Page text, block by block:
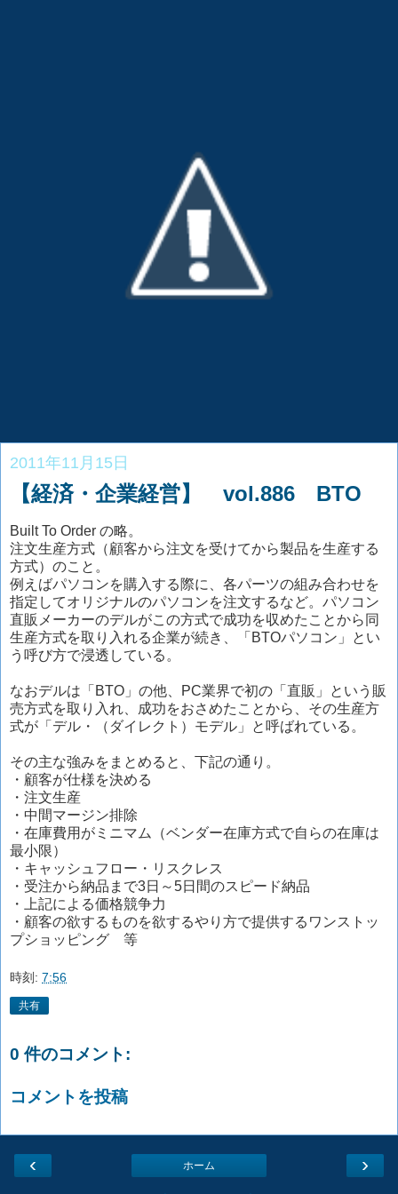
2011年11月15日
【経済・企業経営】 vol.886 BTO
Built To Order の略。
注文生産方式（顧客から注文を受けてから製品を生産する
方式）のこと。
例えばパソコンを購入する際に、各パーツの組み合わせを
指定してオリジナルのパソコンを注文するなど。パソコン
直販メーカーのデルがこの方式で成功を収めたことから同
生産方式を取り入れる企業が続き、「BTOパソコン」とい
う呼び方で浸透している。
なおデルは「BTO」の他、PC業界で初の「直販」という販
売方式を取り入れ、成功をおさめたことから、その生産方
式が「デル・（ダイレクト）モデル」と呼ばれている。
その主な強みをまとめると、下記の通り。
・顧客が仕様を決める
・注文生産
・中間マージン排除
・在庫費用がミニマム（ベンダー在庫方式で自らの在庫は
最小限）
・キャッシュフロー・リスクレス
・受注から納品まで3日～5日間のスピード納品
・上記による価格競争力
・顧客の欲するものを欲するやり方で提供するワンストッ
プショッピング 等
時刻: 7:56
共有
0 件のコメント:
コメントを投稿
‹ ›
ホーム